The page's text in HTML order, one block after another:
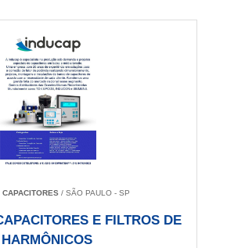
CAPACITORES/ SÃO PAULO - SP
E FILTROS DE
HARMÔNICOS